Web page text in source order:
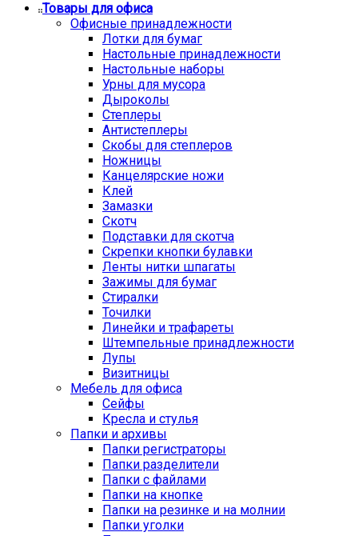
Товары для офиса
Офисные принадлежности
Лотки для бумаг
Настольные принадлежности
Настольные наборы
Урны для мусора
Дыроколы
Степлеры
Антистеплеры
Скобы для степлеров
Ножницы
Канцелярские ножи
Клей
Замазки
Скотч
Подставки для скотча
Скрепки кнопки булавки
Ленты нитки шпагаты
Зажимы для бумаг
Стиралки
Точилки
Линейки и трафареты
Штемпельные принадлежности
Лупы
Визитницы
Мебель для офиса
Сейфы
Кресла и стулья
Папки и архивы
Папки регистраторы
Папки разделители
Папки с файлами
Папки на кнопке
Папки на резинке и на молнии
Папки уголки